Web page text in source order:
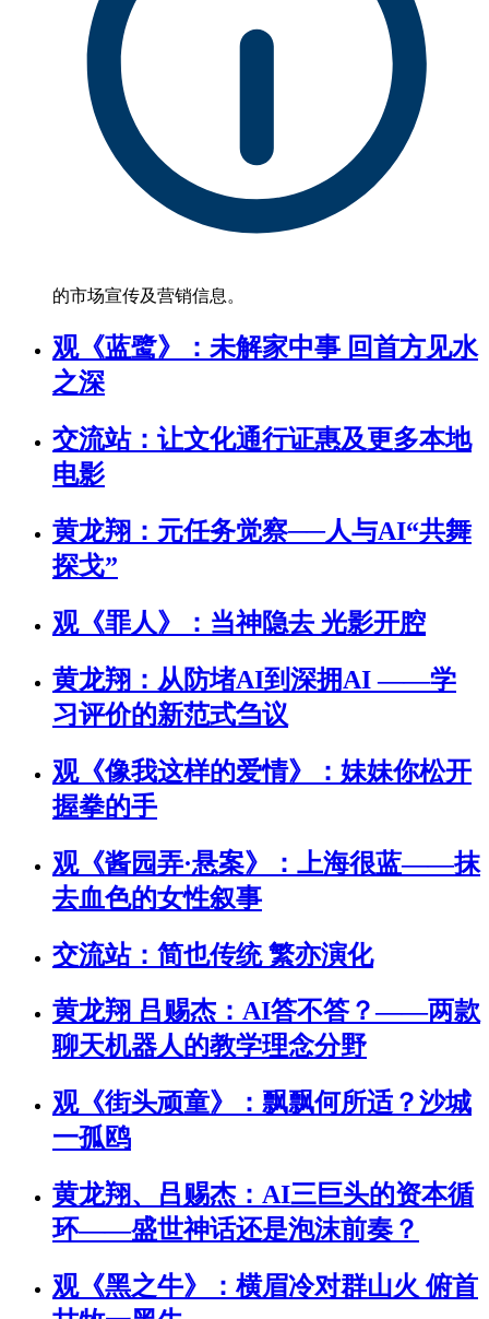
的市场宣传及营销信息。
观《蓝鹭》：未解家中事 回首方见水
之深
交流站：让文化通行证惠及更多本地
电影
黄龙翔：元任务觉察──人与AI“共舞
探戈”
观《罪人》：当神隐去 光影开腔
黄龙翔：从防堵AI到深拥AI ――学
习评价的新范式刍议
观《像我这样的爱情》：妹妹你松开
握拳的手
观《酱园弄·悬案》：上海很蓝——抹
去血色的女性叙事
交流站：简也传统 繁亦演化
黄龙翔 吕赐杰：AI答不答？——两款
聊天机器人的教学理念分野
观《街头顽童》：飘飘何所适？沙城
一孤鸥
黄龙翔、吕赐杰：AI三巨头的资本循
环――盛世神话还是泡沫前奏？
观《黑之牛》：横眉冷对群山火 俯首